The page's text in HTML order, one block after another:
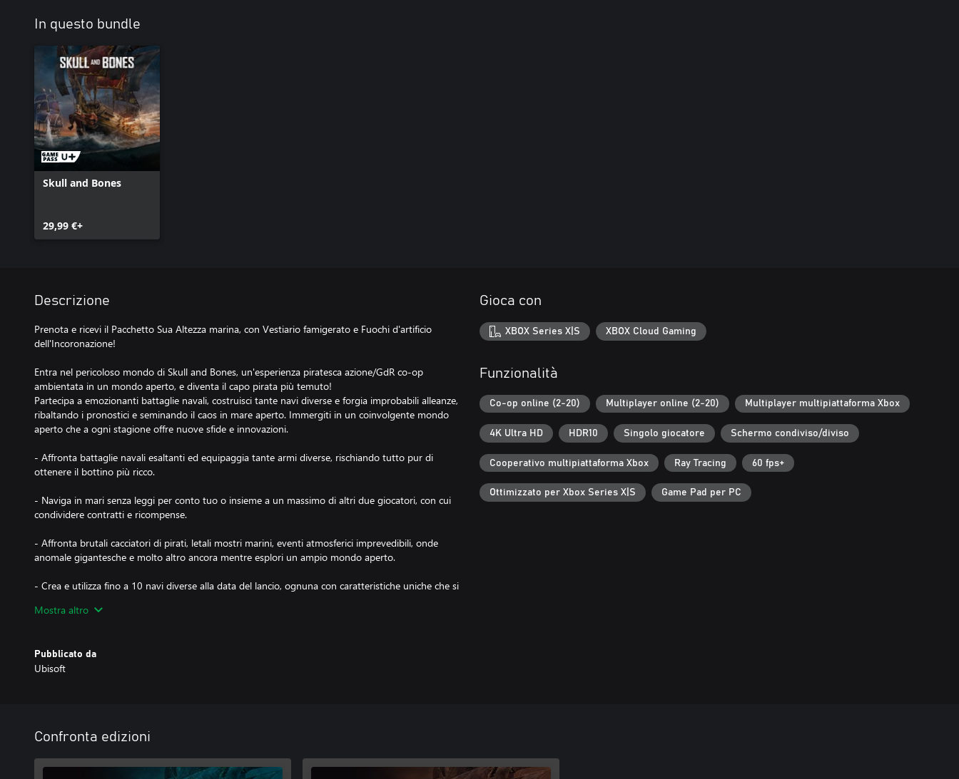
In questo bundle
Skull and Bones
29,99 €+
Descrizione
Prenota e ricevi il Pacchetto Sua Altezza marina, con Vestiario famigerato e Fuochi d'artificio
dell'Incoronazione!
Entra nel pericoloso mondo di Skull and Bones, un'esperienza piratesca azione/GdR co-op
ambientata in un mondo aperto, e diventa il capo pirata più temuto!
Partecipa a emozionanti battaglie navali, costruisci tante navi diverse e forgia improbabili alleanze,
ribaltando i pronostici e seminando il caos in mare aperto. Immergiti in un coinvolgente mondo
aperto che a ogni stagione offre nuove sfide e innovazioni.
- Affronta battaglie navali esaltanti ed equipaggia tante armi diverse, rischiando tutto pur di
ottenere il bottino più ricco.
- Naviga in mari senza leggi per conto tuo o insieme a un massimo di altri due giocatori, con cui
condividere contratti e ricompense.
- Affronta brutali cacciatori di pirati, letali mostri marini, eventi atmosferici imprevedibili, onde
anomale gigantesche e molto altro ancora mentre esplori un ampio mondo aperto.
- Crea e utilizza fino a 10 navi diverse alla data del lancio, ognuna con caratteristiche uniche che si
Sono necessari una connessione a internet stabile, un account Ubisoft, un account Microsoft e un
Mostra altro
Pubblicato da
Ubisoft
Gioca con
XBOX Series X|S XBOX Cloud Gaming
Funzionalità
Co-op online (2-20) Multiplayer online (2-20) Multiplayer multipiattaforma Xbox
4K Ultra HD HDR10 Singolo giocatore Schermo condiviso/diviso
Cooperativo multipiattaforma Xbox Ray Tracing 60 fps+
Ottimizzato per Xbox Series X|S Game Pad per PC
Confronta edizioni